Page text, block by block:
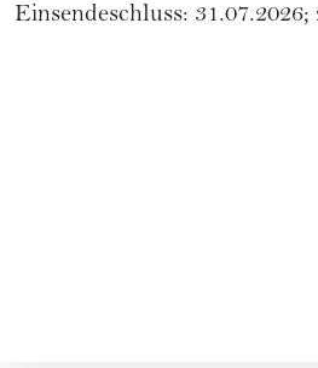
Einsendeschluss: